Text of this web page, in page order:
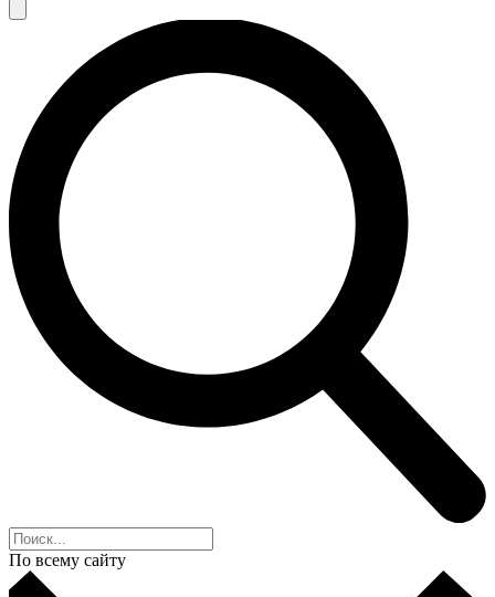
По всему сайту